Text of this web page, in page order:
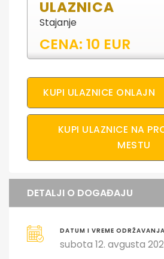
ULAZNICA
Stajanje
CENA: 10 EUR
KUPI ULAZNICE ONLAJN
KUPI ULAZNICE NA
MESTU
DETALJI O DOGAĐAJU
DATUM I VREME ODRŽAVANJA
subota 12. avgusta